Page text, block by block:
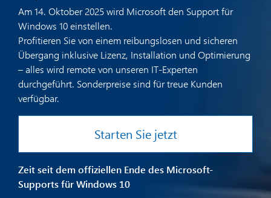
Am 14. Oktober 2025 wird Microsoft den Support für
Windows 10 einstellen.
Profitieren Sie von einem reibungslosen und sicheren
Übergang inklusive Lizenz, Installation und Optimierung
– alles wird remote von unseren IT-Experten
durchgeführt. Sonderpreise sind für treue Kunden
verfügbar.
Starten Sie jetzt
Zeit seit dem offiziellen Ende des Microsoft-
Supports für Windows 10